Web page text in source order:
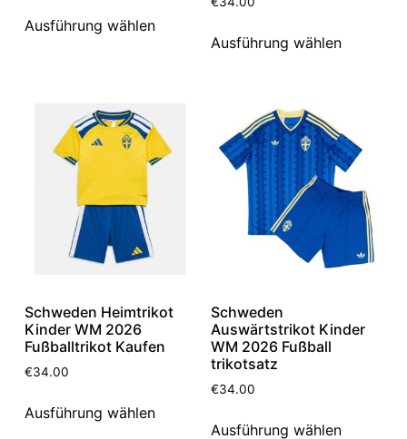
Ausführung wählen
Ausführung wählen
Schweden Heimtrikot
Kinder WM 2026
Fußballtrikot Kaufen
€34.00
Ausführung wählen
Schweden
Auswärtstrikot Kinder
WM 2026 Fußball
trikotsatz
€34.00
Ausführung wählen